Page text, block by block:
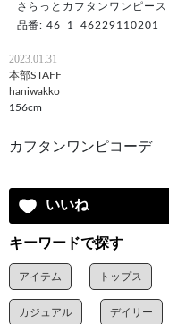
さらっとカフタンワンピース
品番: 46_1_46229110201
2023.01.31
本部STAFF
haniwakko
156cm
カフタンワンピコーデ
いいね
キーワードで探す
アイテム トップス
カジュアル デイリー